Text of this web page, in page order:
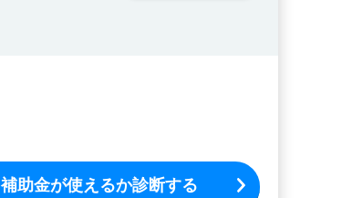
補助金が使えるか診断する